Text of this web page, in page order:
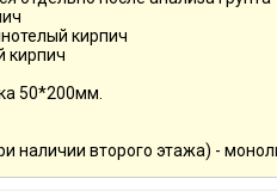
кирпич
кирпич
50*200мм.
наличии второго этажа) -